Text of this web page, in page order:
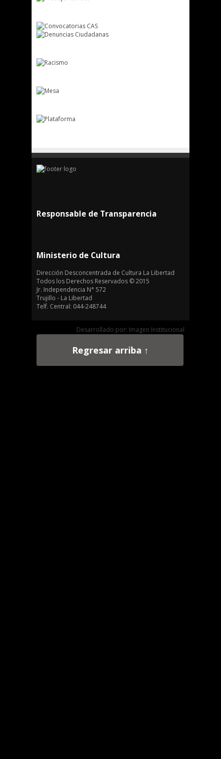
Responsable de Transparencia
Ministerio de Cultura
Dirección Desconcentrada de Cultura La Libertad
Todos los Derechos Reservados © 2015
Jr. Independencia N° 572
Trujillo - La Libertad
Telf. Central: 044-248744
Desarrollado por: Imagen Institucional
Regresar arriba ↑